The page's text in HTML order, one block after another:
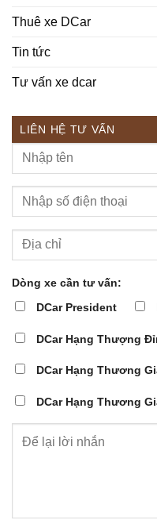
Thuê xe DCar
Tin tức
Tư vấn xe dcar
LIÊN HỆ TƯ VẤN
Dòng xe cần tư vấn:
DCar President
DCar Hạng Thượng
DCar Hạng Thương
DCar Hạng Thương